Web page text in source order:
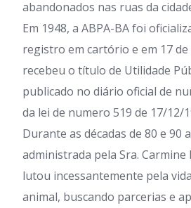
abandonados nas ruas da
Em 1948, a ABPA-BA foi
registro em cartório e em 17 de
recebeu o título de Utilidade
publicado no diário oficial de
da lei de numero 519 de 17/12/
Durante as décadas de 80 e 90
administrada pela Sra. Carmine
lutou incessantemente pela
animal, buscando parcerias e